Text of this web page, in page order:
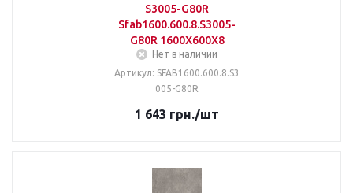
S3005-G80R
Sfab1600.600.8.S3005-
G80R 1600X600X8
Нет в наличии
Артикул: SFAB1600.600.8.S3
005-G80R
1 643 грн./шт